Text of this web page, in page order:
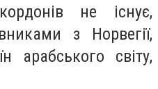
не існує,
з Норвегії,
арабського світу,